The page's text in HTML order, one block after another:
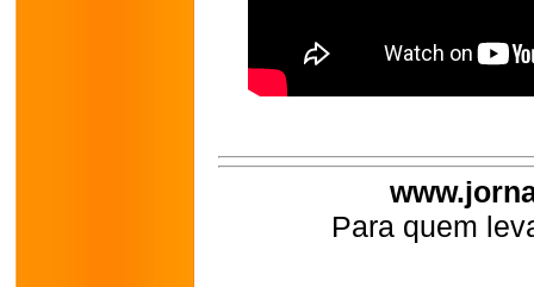
Para quem